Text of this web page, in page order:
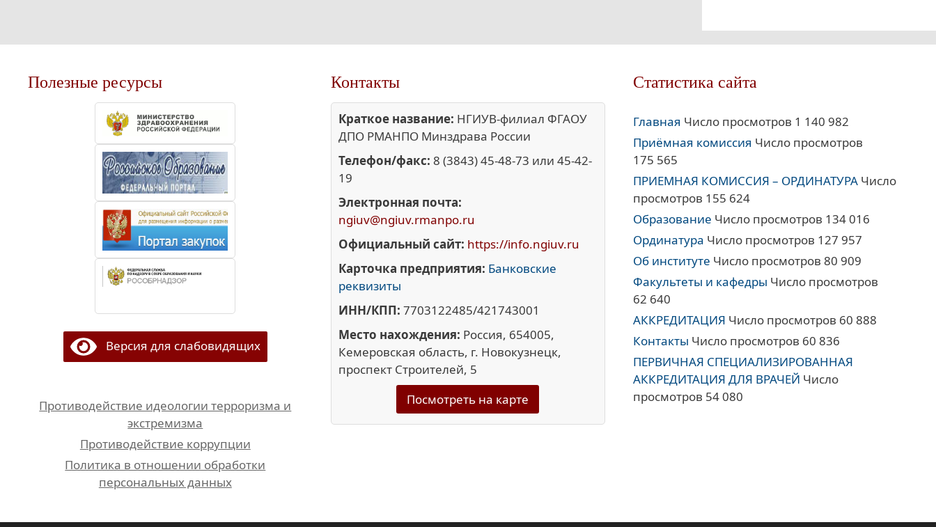
Полезные ресурсы
Версия для слабовидящих
Противодействие идеологии терроризма и
экстремизма
Противодействие коррупции
Политика в отношении обработки
персональных данных
Контакты
Краткое название: НГИУВ-филиал ФГАОУ
ДПО РМАНПО Минздрава России
Телефон/факс: 8 (3843) 45-48-73 или 45-42-
19
Электронная почта:
ngiuv@ngiuv.rmanpo.ru
Официальный сайт: https://info.ngiuv.ru
Карточка предприятия: Банковские
реквизиты
ИНН/КПП: 7703122485/421743001
Место нахождения: Россия, 654005,
Кемеровская область, г. Новокузнецк,
проспект Строителей, 5
Посмотреть на карте
Статистика сайта
Главная Число просмотров 1 140 982
Приёмная комиссия Число просмотров
175 565
ПРИЕМНАЯ КОМИССИЯ – ОРДИНАТУРА Число
просмотров 155 624
Образование Число просмотров 134 016
Ординатура Число просмотров 127 957
Об институте Число просмотров 80 909
Факультеты и кафедры Число просмотров
62 640
АККРЕДИТАЦИЯ Число просмотров 60 888
Контакты Число просмотров 60 836
ПЕРВИЧНАЯ СПЕЦИАЛИЗИРОВАННАЯ
АККРЕДИТАЦИЯ ДЛЯ ВРАЧЕЙ Число
просмотров 54 080